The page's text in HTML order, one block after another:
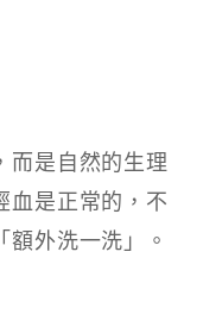
而是自然的生理
血是正常的，不
外洗一洗」。